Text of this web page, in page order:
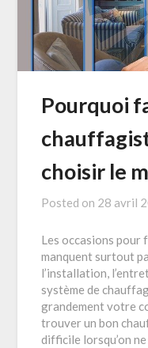
Pourquoi
choisir le
Posted on 28 avril
Les occasions pour
manquent surtout
l’installation,
système de
grandement votre
trouver un bon
difficile lorsqu’on